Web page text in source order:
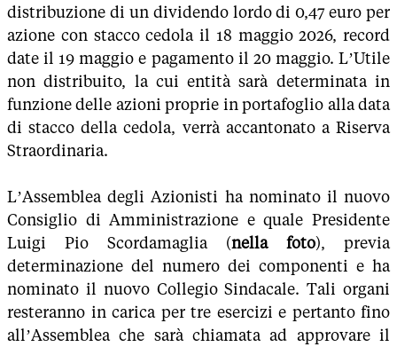
distribuzione di un dividendo lordo di 0,47 euro per
azione con stacco cedola il 18 maggio 2026, record
date il 19 maggio e pagamento il 20 maggio. L’Utile
non distribuito, la cui entità sarà determinata in
funzione delle azioni proprie in portafoglio alla data
di stacco della cedola, verrà accantonato a Riserva
Straordinaria.
L’Assemblea degli Azionisti ha nominato il nuovo
Consiglio di Amministrazione e quale Presidente
Luigi Pio Scordamaglia (nella foto), previa
determinazione del numero dei componenti e ha
nominato il nuovo Collegio Sindacale. Tali organi
resteranno in carica per tre esercizi e pertanto fino
all’Assemblea che sarà chiamata ad approvare il